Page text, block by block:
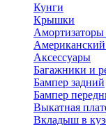
Кунги
Крышки
Амортизаторы
Американский
Аксессуары
Багажники и
Бампер задний
Бампер
Выкатная
Вкладыш в